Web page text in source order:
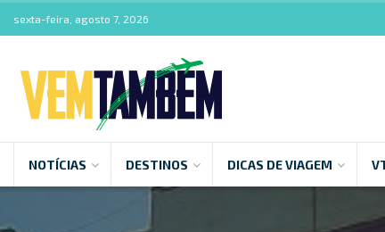
sexta-feira, agosto 7, 2026
NOTÍCIAS DESTINOS DICAS DE VIAGEM